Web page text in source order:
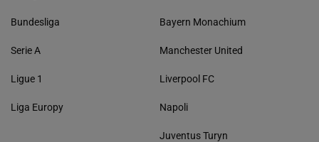
Bundesliga
Serie A
Ligue 1
Liga Europy
Bayern Monachium
Manchester United
Liverpool FC
Napoli
Juventus Turyn